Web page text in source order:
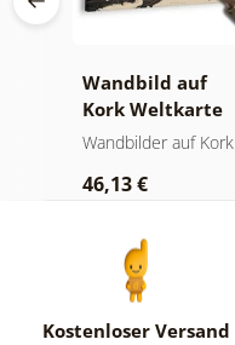
Wandbild auf
Kork Weltkarte
auf hölzernem
Wandbilder auf Kork
46,13 €
Kostenloser Versand